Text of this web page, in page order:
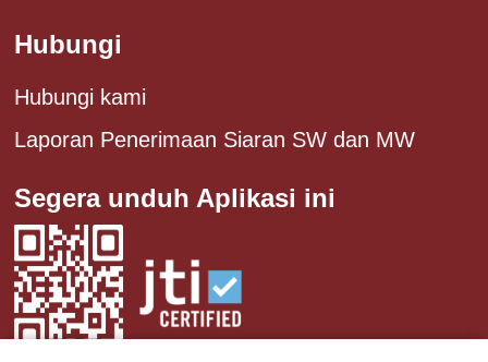
Hubungi
Hubungi kami
Laporan Penerimaan Siaran SW dan MW
Segera unduh Aplikasi ini